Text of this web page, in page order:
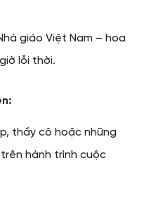
giáo Việt Nam – hoa
lỗi thời.
thầy cô hoặc những
hành trình cuộc